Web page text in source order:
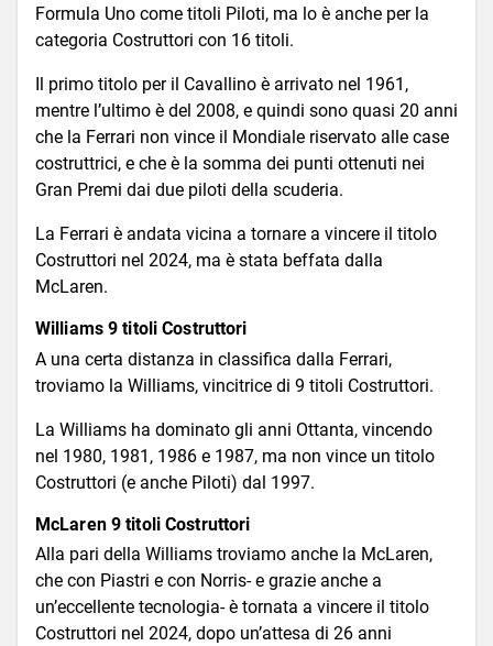
Formula Uno come titoli Piloti, ma lo è anche per la
categoria Costruttori con 16 titoli.
Il primo titolo per il Cavallino è arrivato nel 1961,
mentre l’ultimo è del 2008, e quindi sono quasi 20 anni
che la Ferrari non vince il Mondiale riservato alle case
costruttrici, e che è la somma dei punti ottenuti nei
Gran Premi dai due piloti della scuderia.
La Ferrari è andata vicina a tornare a vincere il titolo
Costruttori nel 2024, ma è stata beffata dalla
McLaren.
Williams 9 titoli Costruttori
A una certa distanza in classifica dalla Ferrari,
troviamo la Williams, vincitrice di 9 titoli Costruttori.
La Williams ha dominato gli anni Ottanta, vincendo
nel 1980, 1981, 1986 e 1987, ma non vince un titolo
Costruttori (e anche Piloti) dal 1997.
McLaren 9 titoli Costruttori
Alla pari della Williams troviamo anche la McLaren,
che con Piastri e con Norris- e grazie anche a
un’eccellente tecnologia- è tornata a vincere il titolo
Costruttori nel 2024, dopo un’attesa di 26 anni